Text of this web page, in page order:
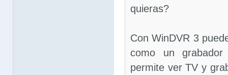
quieras?
Con WinDVR 3
como un
permite ver TV y